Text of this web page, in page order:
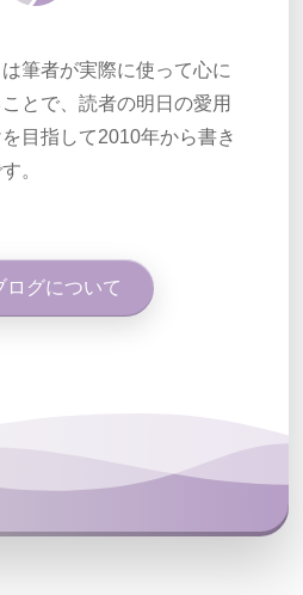
筆者が実際に使って心に
とで、読者の明日の愛用
目指して2010年から書き
。
ログについて